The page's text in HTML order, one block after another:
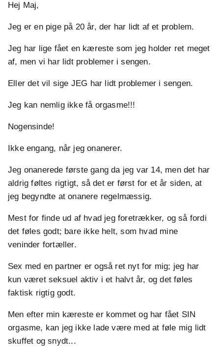
Hej Maj,
Jeg er en pige på 20 år, der har lidt af et problem.
Jeg har lige fået en kæreste som jeg holder ret meget
af, men vi har lidt problemer i sengen.
Eller det vil sige JEG har lidt problemer i sengen.
Jeg kan nemlig ikke få orgasme!!!
Nogensinde!
Ikke engang, når jeg onanerer.
Jeg onanerede første gang da jeg var 14, men det har
aldrig føltes rigtigt, så det er først for et år siden, at
jeg begyndte at onanere regelmæssig.
Mest for finde ud af hvad jeg foretrækker, og så fordi
det føles godt; bare ikke helt, som hvad mine
veninder fortæller.
Sex med en partner er også ret nyt for mig; jeg har
kun været seksuel aktiv i et halvt år, og det føles
faktisk rigtig godt.
Men efter min kæreste er kommet og har fået SIN
orgasme, kan jeg ikke lade være med at føle mig lidt
skuffet og snydt...